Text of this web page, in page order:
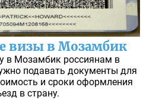
визы в Мозамбик
в Мозамбик россиянам в
подавать документы для
и сроки оформления
в страну.